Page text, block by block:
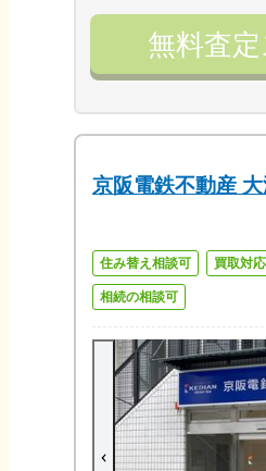
無料査
京阪電鉄不動産
住み替え相談可 買取対応
相続の相談可